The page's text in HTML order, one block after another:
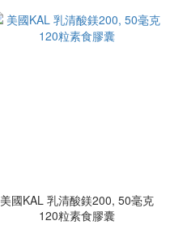
美國KAL 乳清酸鎂200, 50毫克
120粒素食膠囊